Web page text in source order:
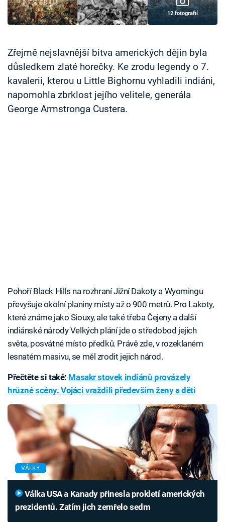
12 fotografií
Zřejmě nejslavnější bitva amerických dějin byla
důsledkem zlaté horečky. Ke zrodu legendy o 7.
kavalerii, kterou u Little Bighornu vyhladili indiáni,
napomohla zbrklost jejího velitele, generála
George Armstronga Custera.
Pohoří Black Hills na rozhraní Jižní Dakoty a Wyomingu
převyšuje okolní planiny místy až o 900 metrů. Pro Lakoty,
které známe jako Siouxy, ale také třeba Čejeny a další
indiánské národy Velkých plání jde o středobod jejich
světa, posvátné místo předků. Právě zde, v rozeklaném
lesnatém masivu, se měl zrodit jejich národ.
Přečtěte si také: Masakr stovek indiánů provázely
hrůzné scény. Vojáci vraždili především ženy a děti
VÁLKY
prezidentů. Zatím jich zemřelo sedm